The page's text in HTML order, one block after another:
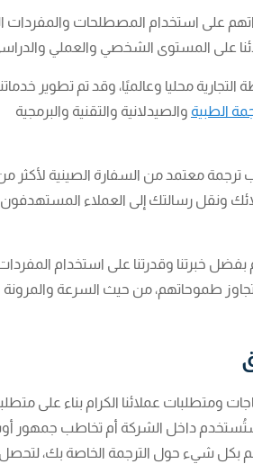
على استخدام المصطلحات والمفردات
على المستوى الشخصي والعملي
محليا وعالميًا، وقد تم تطوير
الطبية والصيدلانية والتقنية والبرمجية
ونقل رسالتك إلى العملاء
خبرتنا وقدرتنا على استخدام
طموحاتهم، من حيث السرعة والمرونة
ومتطلبات عملائنا الكرام بناء على
ستُستخدم داخل الشركة أم تخاطب جمهور
بكل شيء حول الترجمة الخاصة بك،